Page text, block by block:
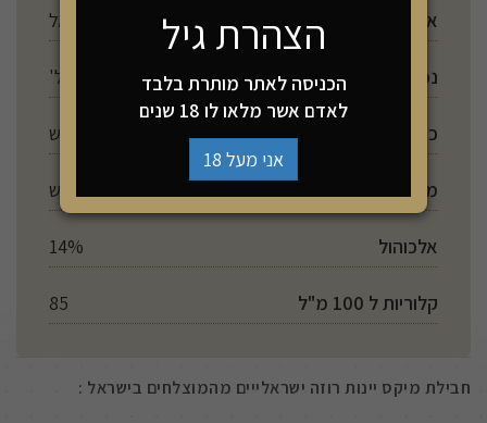
ארץ ייצור ישראל
נפח
כשרות יש
מתיקות יבש
אלכוהול 14%
קלוריות ל 100 מ"ל 85
חבילת מיקס יינות רוזה ישראלייים מהמוצלחים בישראל :
הצהרת גיל
הכניסה לאתר מותרת בלבד
לאדם אשר מלאו לו 18 שנים
אני מעל 18